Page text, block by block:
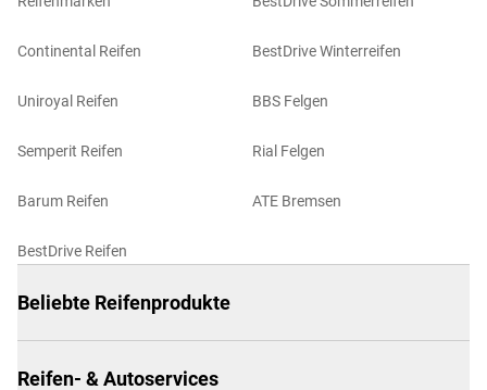
Continental Reifen
Uniroyal Reifen
Semperit Reifen
Barum Reifen
BestDrive Reifen
BestDrive Winterreifen
BBS Felgen
Rial Felgen
ATE Bremsen
Beliebte Reifenprodukte
Reifen- & Autoservices